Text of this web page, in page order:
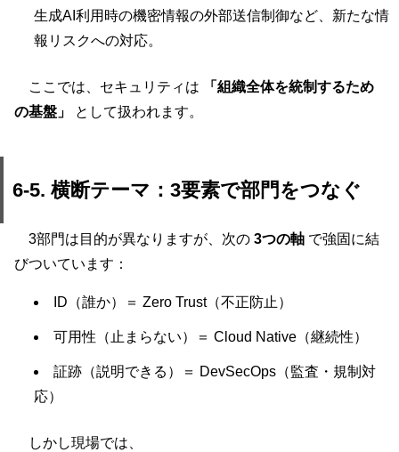
生成AI利用時の機密情報の外部送信制御など、新たな情
報リスクへの対応。
ここでは、セキュリティは
「組織全体を統制するため
の基盤」
として扱われます。
6-5. 横断テーマ：3要素で部門をつなぐ
3部門は目的が異なりますが、次の 3つの軸 で強固に結
びついています：
ID（誰か）＝ Zero Trust（不正防止）
可用性（止まらない）＝ Cloud Native（継続性）
証跡（説明できる）＝ DevSecOps（監査・規制対
応）
しかし現場では、